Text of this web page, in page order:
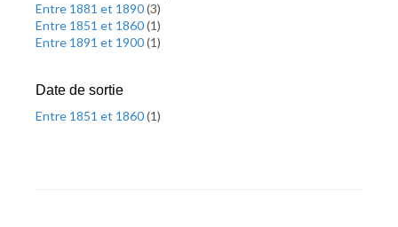
Entre 1881 et 1890(3)
Entre 1851 et 1860(1)
Entre 1891 et 1900(1)
Date de sortie
Entre 1851 et 1860(1)